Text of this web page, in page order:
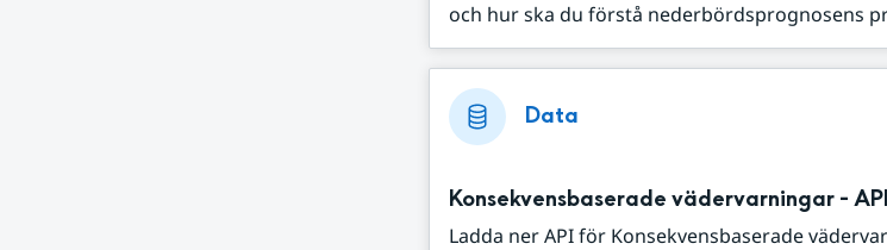
och hur ska du förstå nederbördsprognosens
Data
Konsekvensbaserade vädervarningar - API
Ladda ner API för Konsekvensbaserade